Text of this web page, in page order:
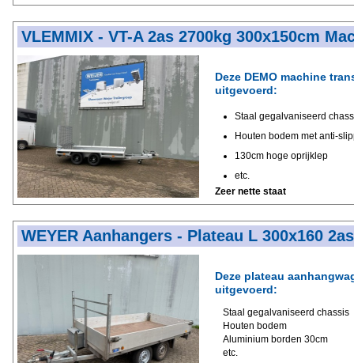
VLEMMIX - VT-A 2as 2700kg 300x150cm
Deze DEMO machine
uitgevoerd:
Staal gegalvaniseerd
Houten bodem met anti-
130cm hoge oprijklep
etc.
Zeer nette staat
WEYER Aanhangers - Plateau L 300x160
Deze plateau
uitgevoerd:
Staal gegalvaniseerd chassis
Houten bodem
Aluminium borden 30cm
etc.